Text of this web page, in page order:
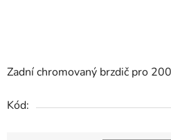
Zadní chromovaný brzdič pro
Kód: